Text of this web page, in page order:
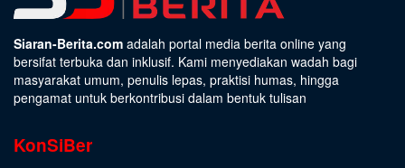
Siaran-Berita.com adalah portal media berita online yang
bersifat terbuka dan inklusif. Kami menyediakan wadah bagi
masyarakat umum, penulis lepas, praktisi humas, hingga
pengamat untuk berkontribusi dalam bentuk tulisan
KonSiBer